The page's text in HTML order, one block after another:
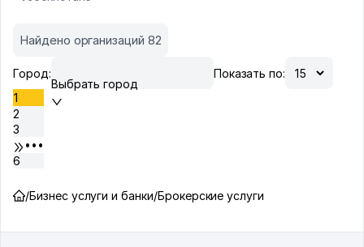
Найдено организаций 82
Город:
Выбрать город
Показать по:
1
2
3
•••
6
/Бизнес услуги и банки/Брокерские услуги